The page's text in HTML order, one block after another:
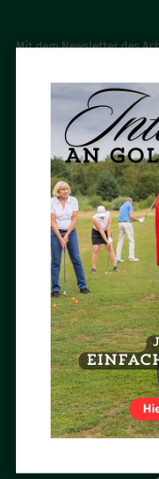
Mit dem Newsletter des
Jetzt abonnieren »
Im Achimer Golfclub